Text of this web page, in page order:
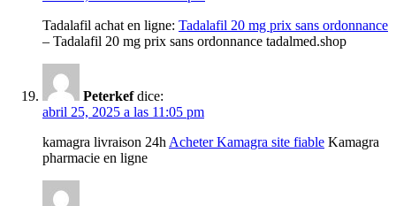
Tadalafil achat en ligne: Tadalafil 20 mg prix sans ordonnance
– Tadalafil 20 mg prix sans ordonnance tadalmed.shop
Peterkef dice:
abril 25, 2025 a las 11:05 pm
kamagra livraison 24h Acheter Kamagra site fiable Kamagra
pharmacie en ligne